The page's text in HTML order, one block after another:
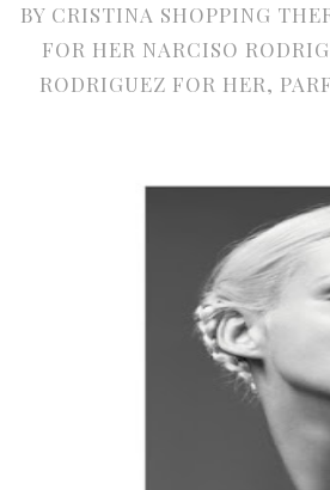
BY CRISTINA SHOPPING
FOR HER NARCISO
RODRIGUEZ FOR HER,